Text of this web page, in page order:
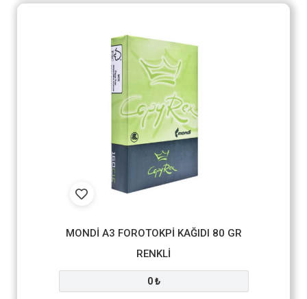
MONDİ A3 FOROTOKPİ KAĞIDI 80 GR
RENKLİ
0 ₺